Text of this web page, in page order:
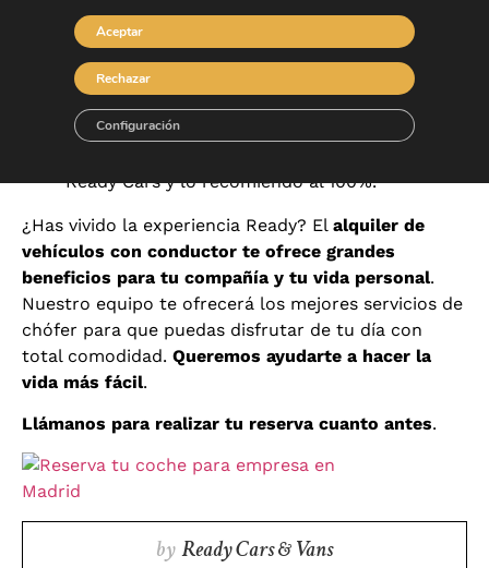
servicio. Por otro lado, me parece
fundamentalla seguridad durante la
conducción para personas de negocios y
personas mayores.
Ready Cars y lo recomiendo al 100%.
¿Has vivido la experiencia Ready? El alquiler de
vehículos con conductor te ofrece grandes
beneficios para tu compañía y tu vida personal.
Nuestro equipo te ofrecerá los mejores servicios de
chófer para que puedas disfrutar de tu día con
total comodidad. Queremos ayudarte a hacer la
vida más fácil.
Llámanos para realizar tu reserva cuanto antes.
by Ready Cars & Vans
Aceptar
Rechazar
Configuración